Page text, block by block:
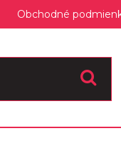
Obchodné